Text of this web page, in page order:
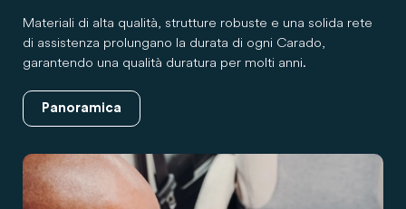
Materiali di alta qualità, strutture robuste e una solida rete
di assistenza prolungano la durata di ogni Carado,
garantendo una qualità duratura per molti anni.
Panoramica